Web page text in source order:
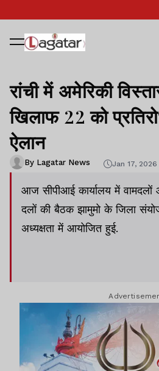
रांची में अमेरिकी
खिलाफ 22 को
ऐलान
By Lagatar News Jan 17, 2026
आज सीपीआई कार्यालय में
दलों की बैठक झामुमो के जिला
अध्यक्षता में आयोजित हुई.